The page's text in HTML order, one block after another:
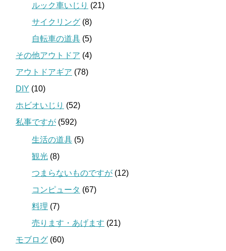
ルック車いじり (21)
サイクリング (8)
自転車の道具 (5)
その他アウトドア (4)
アウトドアギア (78)
DIY (10)
ホビオいじり (52)
私事ですが (592)
生活の道具 (5)
観光 (8)
つまらないものですが (12)
コンピュータ (67)
料理 (7)
売ります・あげます (21)
モブログ (60)